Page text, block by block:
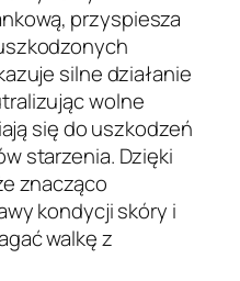
przyspiesza
silne działanie
wolne
się do uszkodzeń
starzenia. Dzięki
znacząco
kondycji skóry i
walkę z